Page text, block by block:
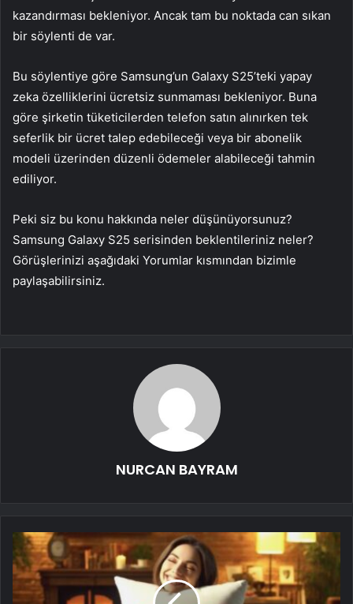
kazandırması bekleniyor. Ancak tam bu noktada can sıkan
bir söylenti de var.
Bu söylentiye göre Samsung’un Galaxy S25’teki yapay
zeka özelliklerini ücretsiz sunmaması bekleniyor. Buna
göre şirketin tüketicilerden telefon satın alınırken tek
seferlik bir ücret talep edebileceği veya bir abonelik
modeli üzerinden düzenli ödemeler alabileceği tahmin
ediliyor.
Peki siz bu konu hakkında neler düşünüyorsunuz?
Samsung Galaxy S25 serisinden beklentileriniz neler?
Görüşlerinizi aşağıdaki Yorumlar kısmından bizimle
paylaşabilirsiniz.
NURCAN BAYRAM